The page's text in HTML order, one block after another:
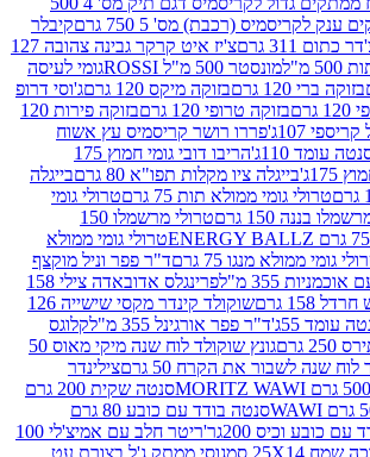
קיבלר
צ'יז איט קרקר גבינה צהובה 127
מונסטר 500 מ"ל ROSSI
גומי לעיסה
בזוקה מיקס 120 גרם
ג'וסי דרופ
טרופי 120 גרם
בזוקה פירות 120
פררו רושר קריסמיס עץ אשוח
הריבו דובי גומי חמוץ 175
ציו מקלות תפו"א 80 גרם
בייגלה
ממולא תות 75 גרם
טרולי גומי
טרולי מרשמלו 150
טרולי גומי ממולא
75 גרם
ד"ר פפר וניל מוקצף
פרינגלס אדובאדה צילי 158
שוקולד קינדר מקסי שישייה 126
ד"ר פפר אורגינל 355 מ"ל
קלוגס
גונץ שוקולד לוח שנה מיקי מאוס 50
צילינדר
סנטה שקית 200 גרם
סנטה בודד עם כובע 80 גרם
ריטר חלב עם אמיצ'לי 100
גוסי ממתק ג'ל בצורת עט